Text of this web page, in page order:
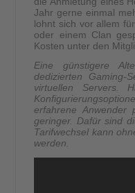
Jahr gerne einmal
lohnt sich vor allem
oder einem Clan
Kosten unter den
Eine günstigere
dedizierten Gaming-
virtuellen Servers.
erfahrene Anwender
geringer. Dafür sind
Tarifwechsel kann
werden.